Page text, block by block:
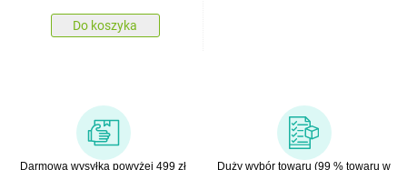
Do koszyka
Darmowa wysyłka powyżej 499 zł
Duży wybór towaru (99 % towaru w